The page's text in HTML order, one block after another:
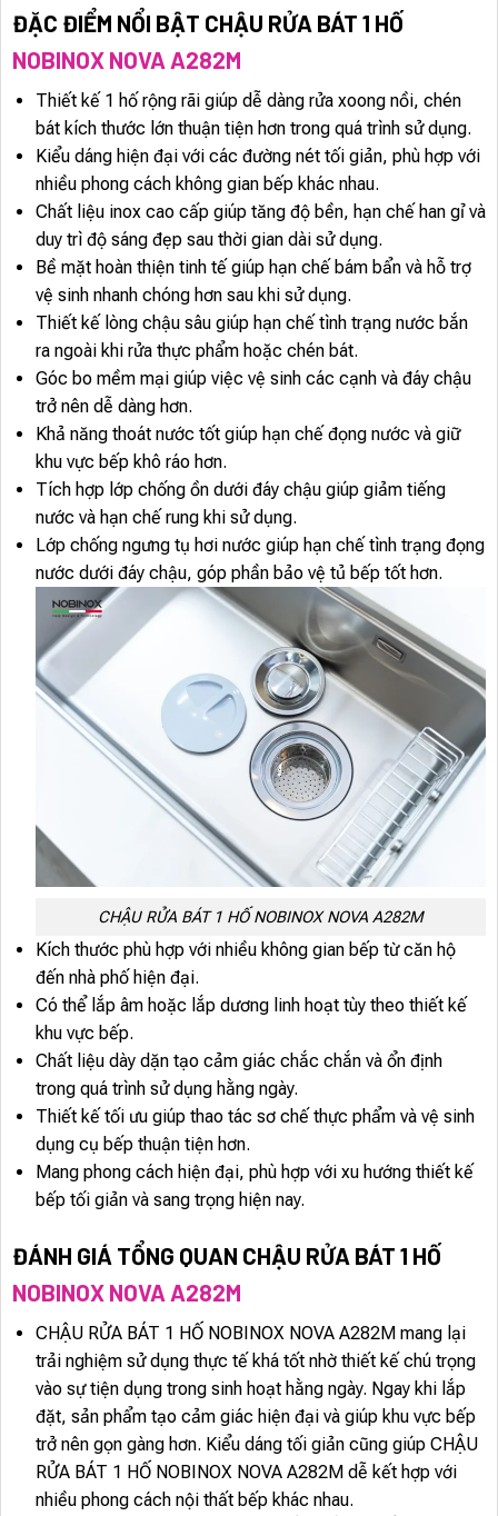
ĐẶC ĐIỂM NỔI BẬT CHẬU RỬA BÁT 1 HỐ
NOBINOX NOVA A282M
Thiết kế 1 hố rộng rãi giúp dễ dàng rửa xoong nồi, chén
bát kích thước lớn thuận tiện hơn trong quá trình sử dụng.
Kiểu dáng hiện đại với các đường nét tối giản, phù hợp với
nhiều phong cách không gian bếp khác nhau.
Chất liệu inox cao cấp giúp tăng độ bền, hạn chế han gỉ và
duy trì độ sáng đẹp sau thời gian dài sử dụng.
Bề mặt hoàn thiện tinh tế giúp hạn chế bám bẩn và hỗ trợ
vệ sinh nhanh chóng hơn sau khi sử dụng.
Thiết kế lòng chậu sâu giúp hạn chế tình trạng nước bắn
ra ngoài khi rửa thực phẩm hoặc chén bát.
Góc bo mềm mại giúp việc vệ sinh các cạnh và đáy chậu
trở nên dễ dàng hơn.
Khả năng thoát nước tốt giúp hạn chế đọng nước và giữ
khu vực bếp khô ráo hơn.
Tích hợp lớp chống ồn dưới đáy chậu giúp giảm tiếng
nước và hạn chế rung khi sử dụng.
Lớp chống ngưng tụ hơi nước giúp hạn chế tình trạng đọng
nước dưới đáy chậu, góp phần bảo vệ tủ bếp tốt hơn.
CHẬU RỬA BÁT 1 HỐ NOBINOX NOVA A282M
Kích thước phù hợp với nhiều không gian bếp từ căn hộ
đến nhà phố hiện đại.
Có thể lắp âm hoặc lắp dương linh hoạt tùy theo thiết kế
khu vực bếp.
Chất liệu dày dặn tạo cảm giác chắc chắn và ổn định
trong quá trình sử dụng hằng ngày.
Thiết kế tối ưu giúp thao tác sơ chế thực phẩm và vệ sinh
dụng cụ bếp thuận tiện hơn.
Mang phong cách hiện đại, phù hợp với xu hướng thiết kế
bếp tối giản và sang trọng hiện nay.
ĐÁNH GIÁ TỔNG QUAN CHẬU RỬA BÁT 1 HỐ
NOBINOX NOVA A282M
CHẬU RỬA BÁT 1 HỐ NOBINOX NOVA A282M mang lại
trải nghiệm sử dụng thực tế khá tốt nhờ thiết kế chú trọng
vào sự tiện dụng trong sinh hoạt hằng ngày. Ngay khi lắp
đặt, sản phẩm tạo cảm giác hiện đại và giúp khu vực bếp
trở nên gọn gàng hơn. Kiểu dáng tối giản cũng giúp CHẬU
RỬA BÁT 1 HỐ NOBINOX NOVA A282M dễ kết hợp với
nhiều phong cách nội thất bếp khác nhau.